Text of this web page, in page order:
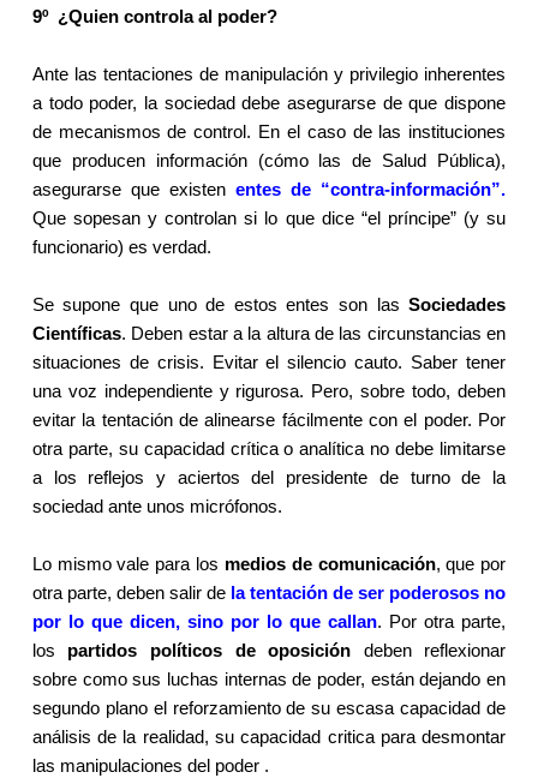
9º ¿Quien controla al poder?
Ante las tentaciones de manipulación y privilegio inherentes
a todo poder, la sociedad debe asegurarse de que dispone
de mecanismos de control. En el caso de las instituciones
que producen información (cómo las de Salud Pública),
asegurarse que existenentes de “contra-información”.
Que sopesan y controlan si lo que dice “el príncipe” (y su
funcionario) es verdad.
Se supone que uno de estos entes son lasSociedades
Científicas. Deben estar a la altura de las circunstancias en
situaciones de crisis. Evitar el silencio cauto. Saber tener
una voz independiente y rigurosa. Pero, sobre todo, deben
evitar la tentación de alinearse fácilmente con el poder. Por
otra parte, su capacidad crítica o analítica no debe limitarse
a los reflejos y aciertos del presidente de turno de la
sociedad ante unos micrófonos.
Lo mismo vale para los medios de comunicación, que por
otra parte, deben salir de la tentación de ser poderosos no
por lo que dicen, sino por lo que callan. Por otra parte,
los partidos políticos de oposición deben reflexionar
sobre como sus luchas internas de poder, están dejando en
segundo plano el reforzamiento de su escasa capacidad de
análisis de la realidad, su capacidad critica para desmontar
las manipulaciones del poder .